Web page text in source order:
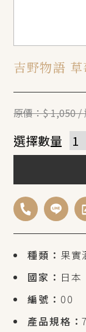
吉野物語 草
種類： 果實
國家： 日本
編號： 00
產品規格：
原價：$ 1,050 /
選擇數量